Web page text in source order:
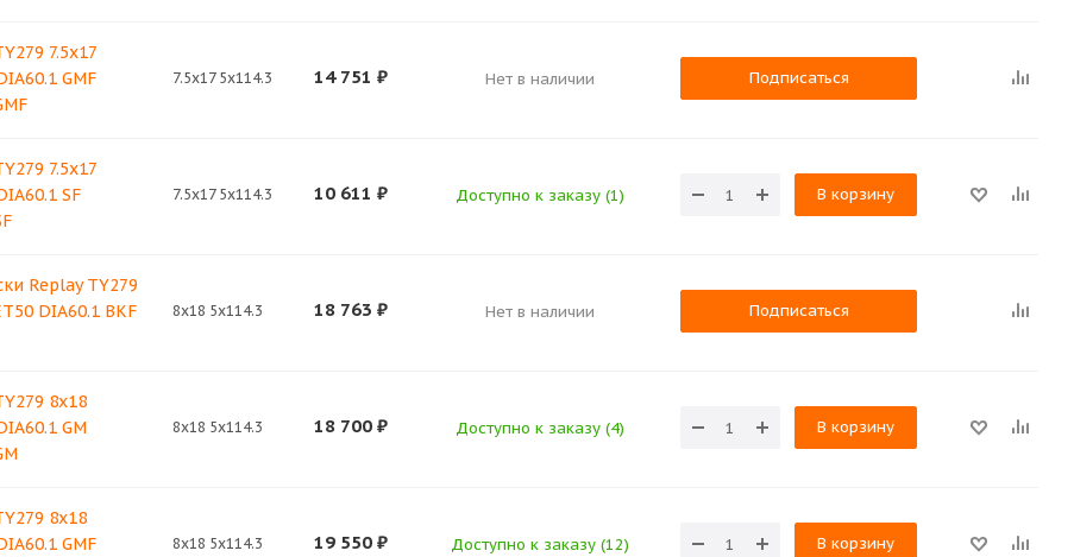
7.5x17
GMF
7.5x17 5x114.3 14 751 ₽ Нет в наличии Подписаться
7.5x17
SF
7.5x17 5x114.3 10 611 ₽ Доступно к заказу (1) В корзину
Replay TY279
DIA60.1 BKF
8x18 5x114.3 18 763 ₽ Нет в наличии Подписаться
8x18
GM
8x18 5x114.3 18 700 ₽ Доступно к заказу (4) В корзину
8x18
GMF
8x18 5x114.3 19 550 ₽ Доступно к заказу (12) В корзину